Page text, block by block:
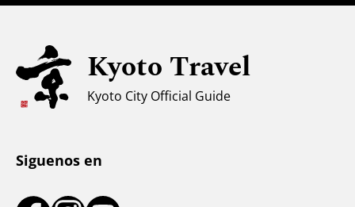
Apoyo a los musulmanes
Clima y ropa
Kyoto Travel
Kyoto City Official Guide
Siguenos en